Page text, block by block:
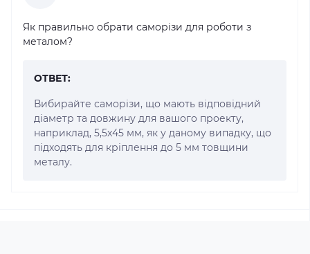
Як правильно обрати саморізи для роботи з
металом?
ОТВЕТ:
Вибирайте саморізи, що мають відповідний
діаметр та довжину для вашого проекту,
наприклад, 5,5x45 мм, як у даному випадку, що
підходять для кріплення до 5 мм товщини
металу.